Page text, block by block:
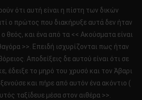
ότι αυτή είναι η πίστη των δικών
ο πρώτος που διακήρυξε αυτά δεν ήταν
θεός, και ένα από τα << Ακούσματα είναι
>>. Επειδή ισχυρίζονται πως ήταν
Αποδείξεις δε αυτού είναι ότι σε
έδειξε το μηρό του χρυσό και τον Άβαρι
και πήρε από αυτόν ένα ακόντιο (
ταξίδευε μέσα στον αιθέρα >>.